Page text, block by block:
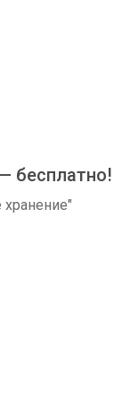
бесплатно!